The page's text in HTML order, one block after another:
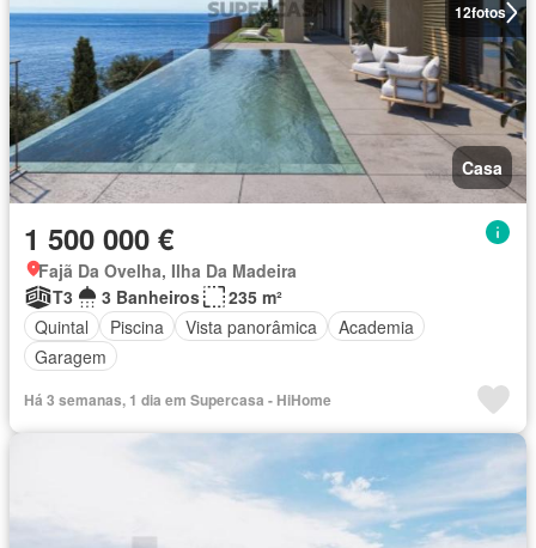
12fotos
Casa
1 500 000 €
Fajã Da Ovelha, Ilha Da Madeira
T3
3 Banheiros
235 m²
Quintal
Piscina Vista panorâmica
Academia
Garagem
Há 3 semanas, 1 dia em Supercasa - HiHome